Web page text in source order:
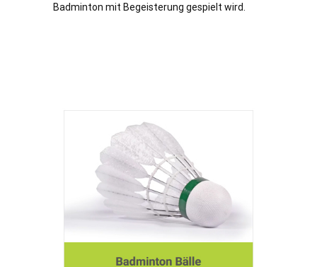
Badminton mit Begeisterung gespielt wird.